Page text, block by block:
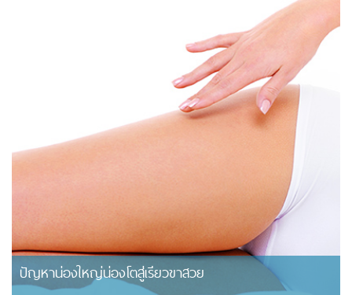
ปัญหาน่องใหญ่น่องโตสู่เรียวขาสวย